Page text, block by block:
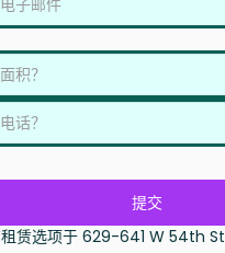
提交
赁选项于 629-641 W 54th St